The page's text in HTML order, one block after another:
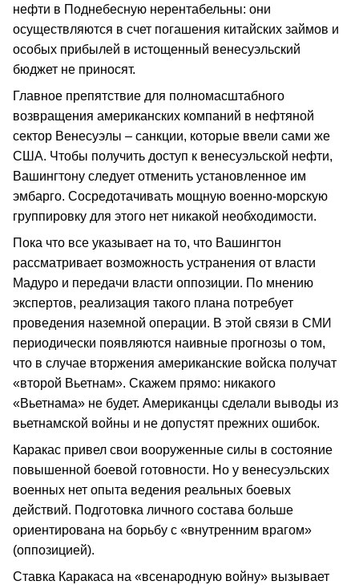
нефти в Поднебесную нерентабельны: они
осуществляются в счет погашения китайских займов и
особых прибылей в истощенный венесуэльский
бюджет не приносят.
Главное препятствие для полномасштабного
возвращения американских компаний в нефтяной
сектор Венесуэлы – санкции, которые ввели сами же
США. Чтобы получить доступ к венесуэльской нефти,
Вашингтону следует отменить установленное им
эмбарго. Сосредотачивать мощную военно-морскую
группировку для этого нет никакой необходимости.
Пока что все указывает на то, что Вашингтон
рассматривает возможность устранения от власти
Мадуро и передачи власти оппозиции. По мнению
экспертов, реализация такого плана потребует
проведения наземной операции. В этой связи в СМИ
периодически появляются наивные прогнозы о том,
что в случае вторжения американские войска получат
«второй Вьетнам». Скажем прямо: никакого
«Вьетнама» не будет. Американцы сделали выводы из
вьетнамской войны и не допустят прежних ошибок.
Каракас привел свои вооруженные силы в состояние
повышенной боевой готовности. Но у венесуэльских
военных нет опыта ведения реальных боевых
действий. Подготовка личного состава больше
ориентирована на борьбу с «внутренним врагом»
(оппозицией).
Ставка Каракаса на «всенародную войну» вызывает